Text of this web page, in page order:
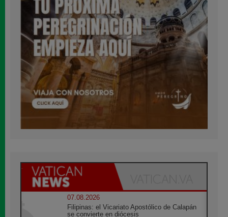
07.08.2026
Filipinas: el Vicariato Apostólico de Calapán
se convierte en diócesis